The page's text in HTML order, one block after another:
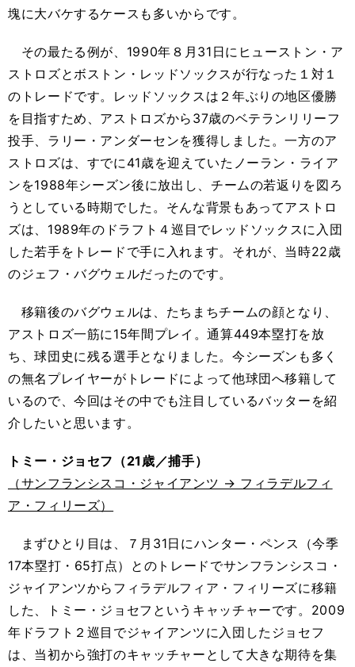
塊に大バケするケースも多いからです。
その最たる例が、1990年８月31日にヒューストン・ア
ストロズとボストン・レッドソックスが行なった１対１
のトレードです。レッドソックスは２年ぶりの地区優勝
を目指すため、アストロズから37歳のベテランリリーフ
投手、ラリー・アンダーセンを獲得しました。一方のア
ストロズは、すでに41歳を迎えていたノーラン・ライア
ンを1988年シーズン後に放出し、チームの若返りを図ろ
うとしている時期でした。そんな背景もあってアストロ
ズは、1989年のドラフト４巡目でレッドソックスに入団
した若手をトレードで手に入れます。それが、当時22歳
のジェフ・バグウェルだったのです。
移籍後のバグウェルは、たちまちチームの顔となり、
アストロズ一筋に15年間プレイ。通算449本塁打を放
ち、球団史に残る選手となりました。今シーズンも多く
の無名プレイヤーがトレードによって他球団へ移籍して
いるので、今回はその中でも注目しているバッターを紹
介したいと思います。
トミー・ジョセフ（21歳／捕手）
（サンフランシスコ・ジャイアンツ → フィラデルフィ
ア・フィリーズ）
まずひとり目は、７月31日にハンター・ペンス（今季
17本塁打・65打点）とのトレードでサンフランシスコ・
ジャイアンツからフィラデルフィア・フィリーズに移籍
した、トミー・ジョセフというキャッチャーです。2009
年ドラフト２巡目でジャイアンツに入団したジョセフ
は、当初から強打のキャッチャーとして大きな期待を集